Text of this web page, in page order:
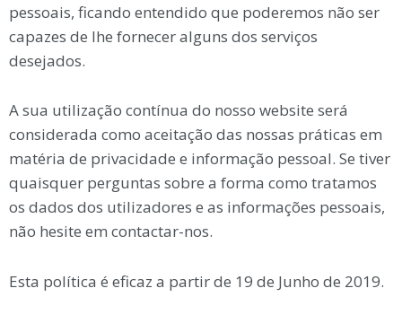
pessoais, ficando entendido que poderemos não ser
capazes de lhe fornecer alguns dos serviços
desejados.
A sua utilização contínua do nosso website será
considerada como aceitação das nossas práticas em
matéria de privacidade e informação pessoal. Se tiver
quaisquer perguntas sobre a forma como tratamos
os dados dos utilizadores e as informações pessoais,
não hesite em contactar-nos.
Esta política é eficaz a partir de 19 de Junho de 2019.